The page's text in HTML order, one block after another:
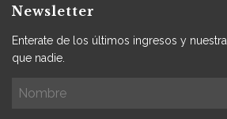
Newsletter
Enterate de los últimos ingresos y
que nadie.